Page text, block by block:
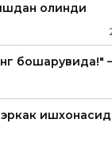
олинди
бошқарувида!"
эркак